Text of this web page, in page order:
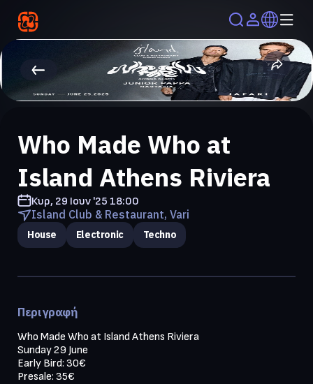
Who Made Who at
Island Athens Riviera
Κυρ, 29 Ιουν '25 18:00
Island Club & Restaurant, Vari
House Electronic Techno
Περιγραφή
Who Made Who at Island Athens Riviera
Sunday 29 June
Early Bird: 30€
Presale: 35€